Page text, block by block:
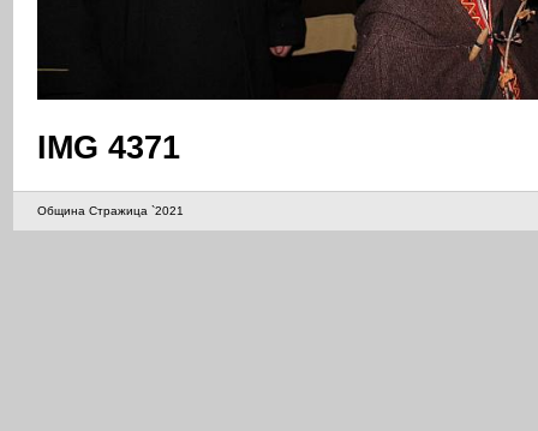
IMG 4371
Община Стражица `2021